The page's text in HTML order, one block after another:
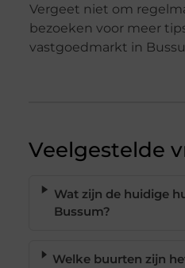
Vergeet niet om
bezoeken voor meer
vastgoedmarkt in
Veelgestelde
Wat zijn de huidige
Bussum?
Welke buurten zijn